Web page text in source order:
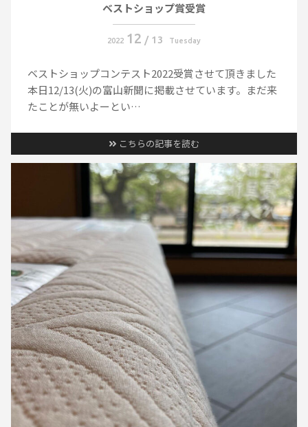
ベストショップ賞受賞
2022 12 / 13 Tuesday
ベストショップコンテスト2022受賞させて頂きました
本日12/13(火)の富山新聞に掲載させています。まだ来
たことが無いよーとい…
こちらの記事を読む